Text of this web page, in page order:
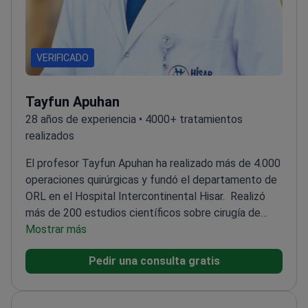
VERIFICADO
Tayfun Apuhan
28 años de experiencia • 4000+ tratamientos
realizados
El profesor Tayfun Apuhan ha realizado más de 4.000
operaciones quirúrgicas y fundó el departamento de
ORL en el Hospital Intercontinental Hisar. Realizó
más de 200 estudios científicos sobre cirugía de
cabeza y cuello y estética facial
Universitario de Hamburgo-EppendorfOfrece
reconstrucción de mandíbula, paladar y rostroDirige
Mostrar más
Pedir una consulta gratis